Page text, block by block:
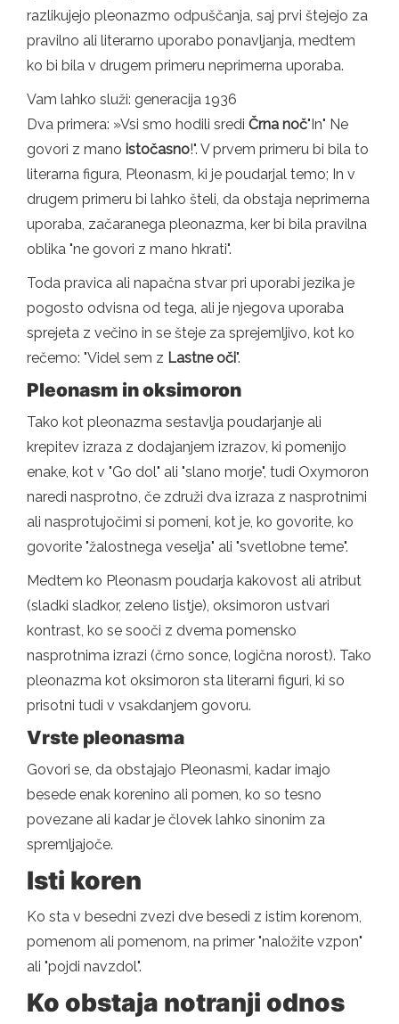
razlikujejo pleonazmo odpuščanja, saj prvi štejejo za
pravilno ali literarno uporabo ponavljanja, medtem
ko bi bila v drugem primeru neprimerna uporaba.
Vam lahko služi: generacija 1936
Dva primera: »Vsi smo hodili sredi Črna noč"In" Ne
govori z mano istočasno!". V prvem primeru bi bila to
literarna figura, Pleonasm, ki je poudarjal temo; In v
drugem primeru bi lahko šteli, da obstaja neprimerna
uporaba, začaranega pleonazma, ker bi bila pravilna
oblika "ne govori z mano hkrati".
Toda pravica ali napačna stvar pri uporabi jezika je
pogosto odvisna od tega, ali je njegova uporaba
sprejeta z večino in se šteje za sprejemljivo, kot ko
rečemo: "Videl sem z Lastne oči".
Pleonasm in oksimoron
Tako kot pleonazma sestavlja poudarjanje ali
krepitev izraza z dodajanjem izrazov, ki pomenijo
enake, kot v "Go dol" ali "slano morje", tudi Oxymoron
naredi nasprotno, če združi dva izraza z nasprotnimi
ali nasprotujočimi si pomeni, kot je, ko govorite, ko
govorite "žalostnega veselja" ali "svetlobne teme".
Medtem ko Pleonasm poudarja kakovost ali atribut
(sladki sladkor, zeleno listje), oksimoron ustvari
kontrast, ko se sooči z dvema pomensko
nasprotnima izrazi (črno sonce, logična norost). Tako
pleonazma kot oksimoron sta literarni figuri, ki so
prisotni tudi v vsakdanjem govoru.
Vrste pleonasma
Govori se, da obstajajo Pleonasmi, kadar imajo
besede enak korenino ali pomen, ko so tesno
povezane ali kadar je človek lahko sinonim za
spremljajoče.
Isti koren
Ko sta v besedni zvezi dve besedi z istim korenom,
pomenom ali pomenom, na primer "naložite vzpon"
ali "pojdi navzdol".
Ko obstaja notranji odnos